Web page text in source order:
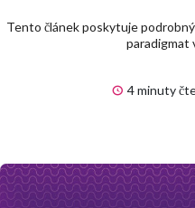
Tento článek poskytuje
paradigmat
4 minuty